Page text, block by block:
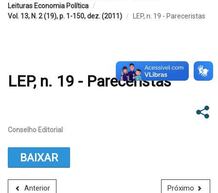
Leituras Economia Política /
Vol. 13, N. 2 (19), p. 1-150, dez. (2011) / LEP, n. 19 - Pareceristas
LEP, n. 19 - Pareceristas
Conselho Editorial
BAIXAR
Anterior Próximo